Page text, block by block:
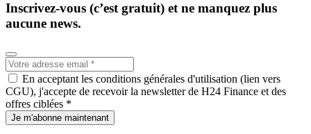
Inscrivez-vous (c’est gratuit) et ne manquez plus
aucune news.
En acceptant les conditions générales d'utilisation (lien vers
CGU), j'accepte de recevoir la newsletter de H24 Finance et des
offres ciblées *
Je m'abonne maintenant